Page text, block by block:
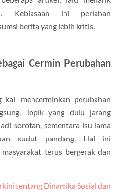
Kebiasaan ini perlahan
berita yang lebih kritis.
Cermin Perubahan
mencerminkan perubahan
Topik yang dulu jarang
sorotan, sementara isu lama
sudut pandang. Hal ini
terus bergerak dan
tentang Dinamika Sosial dan